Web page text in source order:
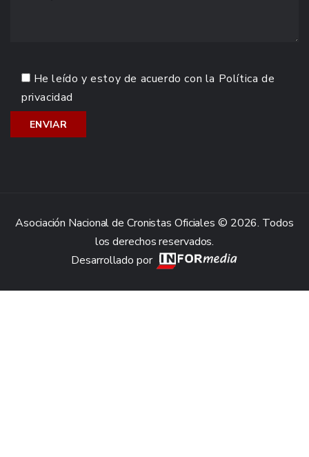
He leído y estoy de acuerdo con la Política de
privacidad
Asociación Nacional de Cronistas Oficiales © 2026. Todos
los derechos reservados.
Desarrollado por